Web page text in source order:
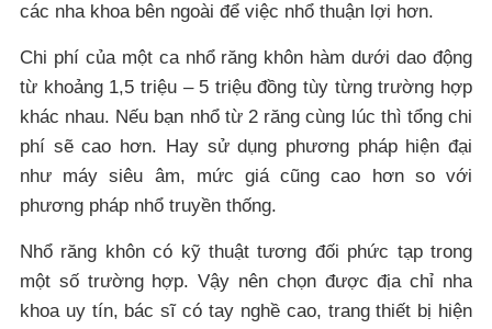
các nha khoa bên ngoài để việc nhổ thuận lợi hơn.
Chi phí của một ca nhổ răng khôn hàm dưới dao động
từ khoảng 1,5 triệu – 5 triệu đồng tùy từng trường hợp
khác nhau. Nếu bạn nhổ từ 2 răng cùng lúc thì tổng chi
phí sẽ cao hơn. Hay sử dụng phương pháp hiện đại
như máy siêu âm, mức giá cũng cao hơn so với
phương pháp nhổ truyền thống.
Nhổ răng khôn có kỹ thuật tương đối phức tạp trong
một số trường hợp. Vậy nên chọn được địa chỉ nha
khoa uy tín, bác sĩ có tay nghề cao, trang thiết bị hiện